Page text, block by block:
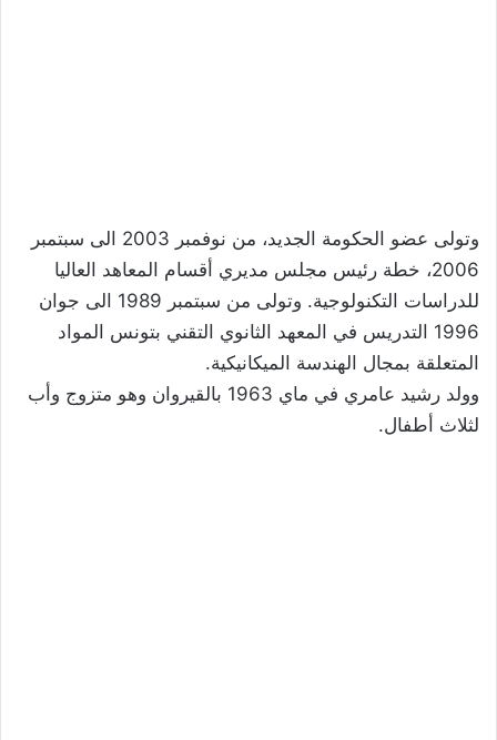
وتولى عضو الحكومة الجديد، من نوفمبر 2003 الى سبتمبر
2006، خطة رئيس مجلس مديري أقسام المعاهد العاليا
للدراسات التكنولوجية. وتولى من سبتمبر 1989 الى جوان
1996 التدريس في المعهد الثانوي التقني بتونس المواد
المتعلقة بمجال الهندسة الميكانيكية.
وولد رشيد عامري في ماي 1963 بالقيروان وهو متزوج وأب
لثلاث أطفال.